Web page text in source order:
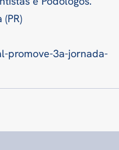
promove-3a-jornada-